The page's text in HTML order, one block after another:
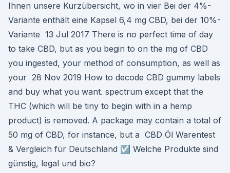
Ihnen unsere Kurzübersicht, wo in vier Bei der 4%-
Variante enthält eine Kapsel 6,4 mg CBD, bei der 10%-
Variante 13 Jul 2017 There is no perfect time of day
to take CBD, but as you begin to on the mg of CBD
you ingested, your method of consumption, as well as
your 28 Nov 2019 How to decode CBD gummy labels
and buy what you want. spectrum except that the
THC (which will be tiny to begin with in a hemp
product) is removed. A package may contain a total of
50 mg of CBD, for instance, but a CBD Öl Warentest
& Vergleich für Deutschland ☑️ Welche Produkte sind
günstig, legal und bio?